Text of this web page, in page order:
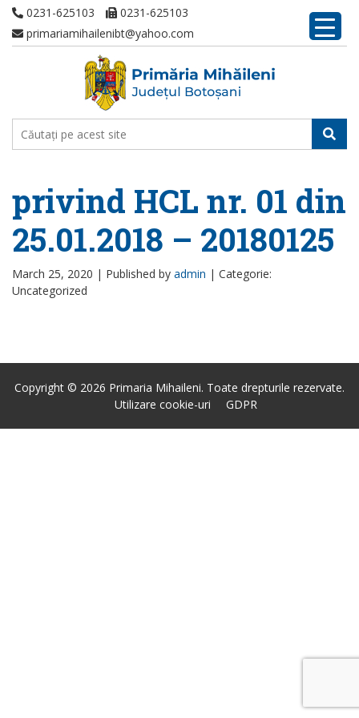
0231-625103
0231-625103
primariamihailenibt@yahoo.com
privind HCL nr. 01 din
25.01.2018 – 20180125
March 25, 2020 | Published by admin | Categorie:
Uncategorized
Copyright © 2026 Primaria Mihaileni. Toate drepturile rezervate.
Utilizare cookie-uri
GDPR